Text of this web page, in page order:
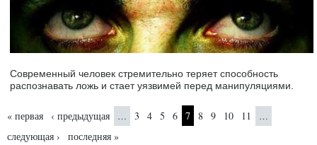
Современный человек стремительно теряет способность
распознавать ложь и стает уязвимей перед манипуляциями.
Страницы
« первая ‹ предыдущая … 3 4 5 6 7 8 9 10 11 …
следующая › последняя »